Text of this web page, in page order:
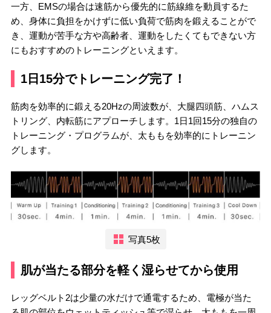
一方、EMSの場合は速筋から優先的に筋線維を動員するた
め、身体に負担をかけずに低い負荷で筋肉を鍛えることがで
き、運動が苦手な方や高齢者、運動をしたくてもできない方
にもおすすめのトレーニングといえます。
1日15分でトレーニング完了！
筋肉を効率的に鍛える20Hzの周波数が、大腿四頭筋、ハムス
トリング、内転筋にアプローチします。1日1回15分の独自の
トレーニング・プログラムが、太ももを効率的にトレーニン
グします。
写真5枚
肌が当たる部分を軽く湿らせてから使用
レッグベルト2は少量の水だけで通電するため、電極が当た